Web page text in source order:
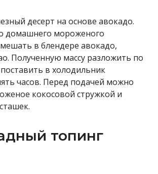
десерт на основе авокадо.
домашнего мороженого
в блендере авокадо,
Полученную массу разложить по
в холодильник
часов. Перед подачей можно
кокосовой стружкой и
топинг